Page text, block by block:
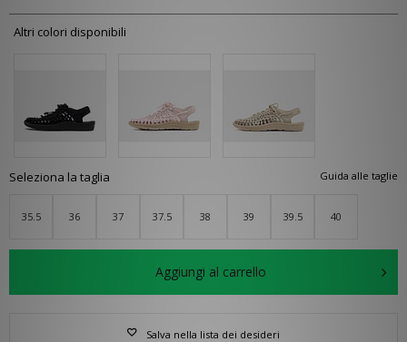
Altri colori disponibili
Guida alle taglie
Seleziona la taglia
35.5 36 37 37.5 38 39 39.5 40
Aggiungi al carrello
Salva nella lista dei desideri